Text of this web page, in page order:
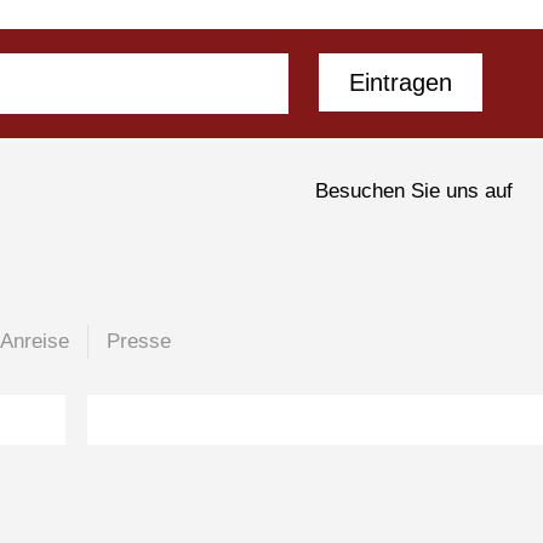
Eintragen
Besuchen Sie uns auf
Anreise Presse